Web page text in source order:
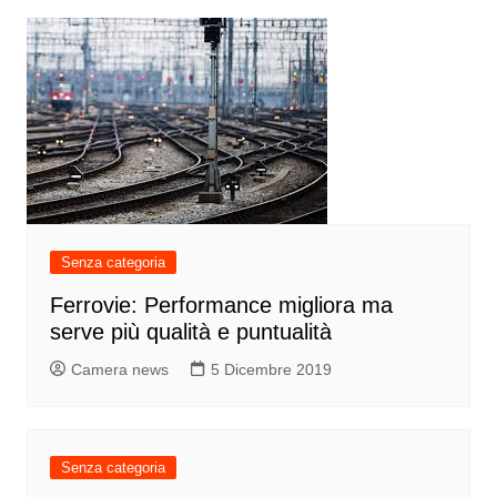
Senza categoria
Ferrovie: Performance migliora ma
serve più qualità e puntualità
Camera news 5 Dicembre 2019
Senza categoria